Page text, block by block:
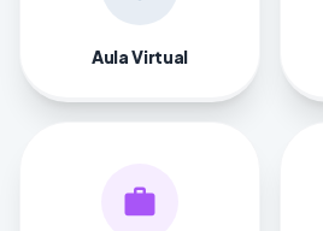
Aula Virtual
work